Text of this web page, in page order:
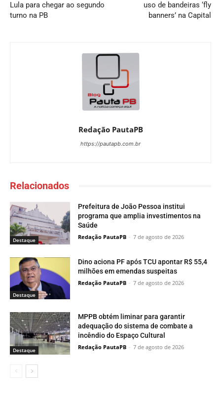
Lula para chegar ao segundo
turno na PB
uso de bandeiras ‘fly
banners’ na Capital
Redação PautaPB
https://pautapb.com.br
Relacionados
Destaque
Prefeitura de João Pessoa institui
programa que amplia investimentos na
Saúde
Redação PautaPB - 7 de agosto de 2026
Destaque
Dino aciona PF após TCU apontar R$ 55,4
milhões em emendas suspeitas
Redação PautaPB - 7 de agosto de 2026
Destaque
MPPB obtém liminar para garantir
adequação do sistema de combate a
incêndio do Espaço Cultural
Redação PautaPB - 7 de agosto de 2026